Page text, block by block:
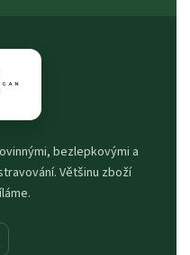
bezlepkovými a
Většinu zboží